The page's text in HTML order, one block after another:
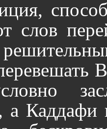
слов
Каддафи